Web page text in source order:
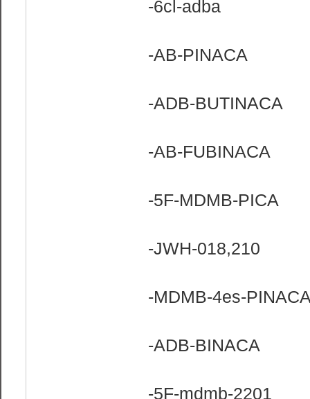
-6cl-adba
-AB-PINACA
-ADB-BUTINACA
-AB-FUBINACA
-5F-MDMB-PICA
-JWH-018,210
-MDMB-4es-
-ADB-BINACA
-5F-mdmb-2201